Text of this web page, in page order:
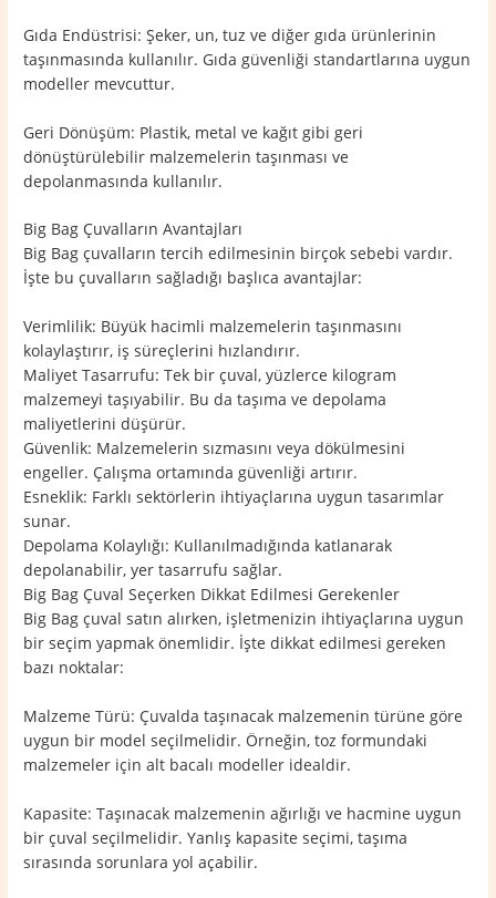
Gıda Endüstrisi: Şeker, un, tuz ve diğer gıda ürünlerinin
taşınmasında kullanılır. Gıda güvenliği standartlarına uygun
modeller mevcuttur.
Geri Dönüşüm: Plastik, metal ve kağıt gibi geri
dönüştürülebilir malzemelerin taşınması ve
depolanmasında kullanılır.
Big Bag Çuvalların Avantajları
Big Bag çuvalların tercih edilmesinin birçok sebebi vardır.
İşte bu çuvalların sağladığı başlıca avantajlar:
Verimlilik: Büyük hacimli malzemelerin taşınmasını
kolaylaştırır, iş süreçlerini hızlandırır.
Maliyet Tasarrufu: Tek bir çuval, yüzlerce kilogram
malzemeyi taşıyabilir. Bu da taşıma ve depolama
maliyetlerini düşürür.
Güvenlik: Malzemelerin sızmasını veya dökülmesini
engeller. Çalışma ortamında güvenliği artırır.
Esneklik: Farklı sektörlerin ihtiyaçlarına uygun tasarımlar
sunar.
Depolama Kolaylığı: Kullanılmadığında katlanarak
depolanabilir, yer tasarrufu sağlar.
Big Bag Çuval Seçerken Dikkat Edilmesi Gerekenler
Big Bag çuval satın alırken, işletmenizin ihtiyaçlarına uygun
bir seçim yapmak önemlidir. İşte dikkat edilmesi gereken
bazı noktalar:
Malzeme Türü: Çuvalda taşınacak malzemenin türüne göre
uygun bir model seçilmelidir. Örneğin, toz formundaki
malzemeler için alt bacalı modeller idealdir.
Kapasite: Taşınacak malzemenin ağırlığı ve hacmine uygun
bir çuval seçilmelidir. Yanlış kapasite seçimi, taşıma
sırasında sorunlara yol açabilir.